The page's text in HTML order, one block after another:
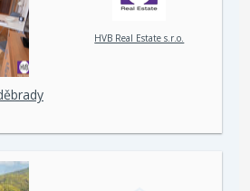
HVB Real Estate s.r.o.